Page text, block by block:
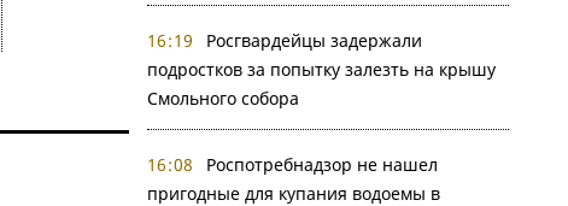
16:19
Росгвардейцы задержали
подростков за попытку залезть на крышу
Смольного собора
16:08
Роспотребнадзор не нашел
пригодные для купания водоемы в